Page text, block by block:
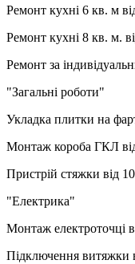
Ремонт кухні 6 кв. м
Ремонт кухні 8 кв. м.
Ремонт за
"Загальні роботи"
Укладка плитки на
Монтаж короба ГКЛ
Пристрій стяжки від
"Електрика"
Монтаж електроточці
Підключення витяжки